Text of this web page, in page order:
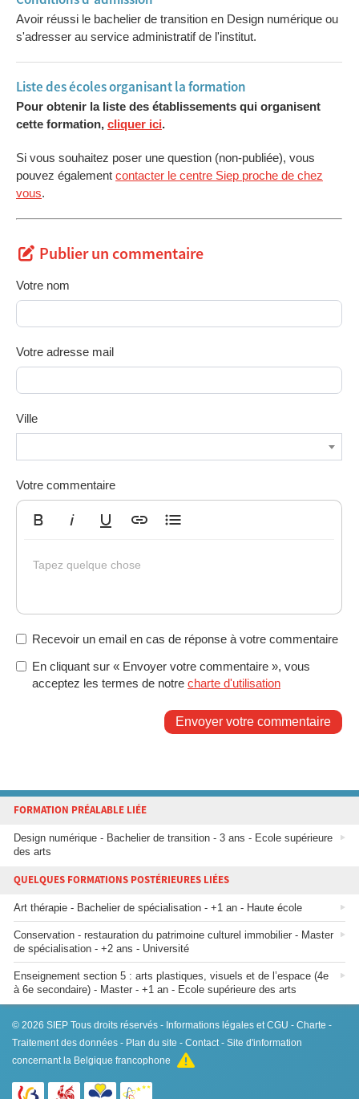
Avoir réussi le bachelier de transition en Design numérique ou
s'adresser au service administratif de l'institut.
Liste des écoles organisant la formation
Pour obtenir la liste des établissements qui organisent
cette formation, cliquer ici.
Si vous souhaitez poser une question (non-publiée), vous
pouvez également contacter le centre Siep proche de chez
vous.
Publier un commentaire
Votre nom
Votre adresse mail
Ville
Votre commentaire
Tapez quelque chose
Recevoir un email en cas de réponse à votre commentaire
En cliquant sur « Envoyer votre commentaire », vous
acceptez les termes de notre charte d'utilisation
Envoyer votre commentaire
FORMATION PRÉALABLE LIÉE
Design numérique - Bachelier de transition - 3 ans - Ecole supérieure
des arts
QUELQUES FORMATIONS POSTÉRIEURES LIÉES
Art thérapie - Bachelier de spécialisation - +1 an - Haute école
Conservation - restauration du patrimoine culturel immobilier - Master
de spécialisation - +2 ans - Université
Enseignement section 5 : arts plastiques, visuels et de l’espace (4e
à 6e secondaire) - Master - +1 an - Ecole supérieure des arts
© 2026 SIEP Tous droits réservés - Informations légales et CGU - Charte -
Traitement des données - Plan du site - Contact- Site d'information
concernant la Belgique francophone